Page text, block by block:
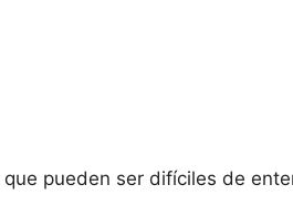
pueden ser difíciles de